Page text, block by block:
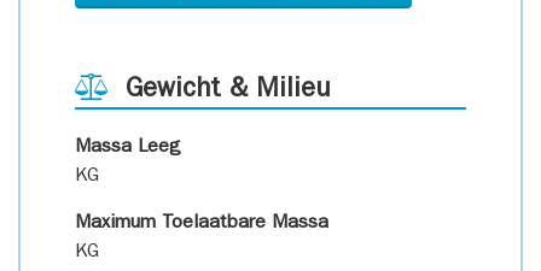
Gewicht & Milieu
Massa Leeg
KG
Maximum Toelaatbare Massa
KG